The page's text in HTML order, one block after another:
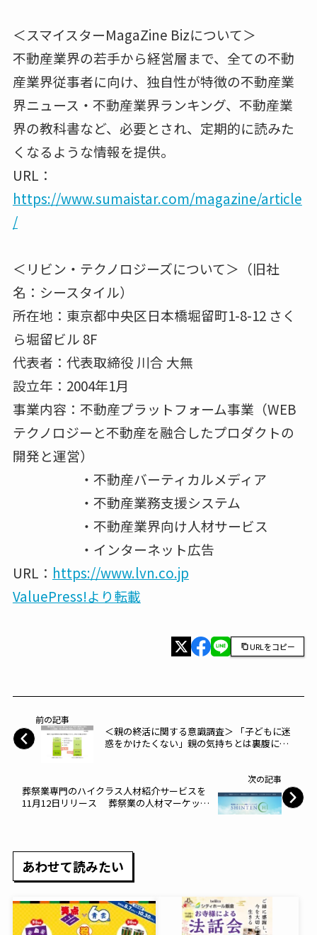
＜スマイスターMagaZine Bizについて＞
不動産業界の若手から経営層まで、全ての不動
産業界従事者に向け、独自性が特徴の不動産業
界ニュース・不動産業界ランキング、不動産業
界の教科書など、必要とされ、定期的に読みた
くなるような情報を提供。
URL：
https://www.sumaistar.com/magazine/article
/
＜リビン・テクノロジーズについて＞（旧社
名：シースタイル）
所在地：東京都中央区日本橋堀留町1-8-12 さく
ら堀留ビル 8F
代表者：代表取締役 川合 大無
設立年：2004年1月
事業内容：不動産プラットフォーム事業（WEB
テクノロジーと不動産を融合したプロダクトの
開発と運営）
・不動産バーティカルメディア
・不動産業務支援システム
・不動産業界向け人材サービス
・インターネット広告
URL： https://www.lvn.co.jp
ValuePress!より転載
URLをコピー
前の記事
＜親の終活に関する意識調査＞ 「子どもに迷
惑をかけたくない」親の気持ちとは裏腹に、
次の記事
葬祭業専門のハイクラス人材紹介サービスを
11月12日リリース 葬祭業の人材マーケット
あわせて読みたい